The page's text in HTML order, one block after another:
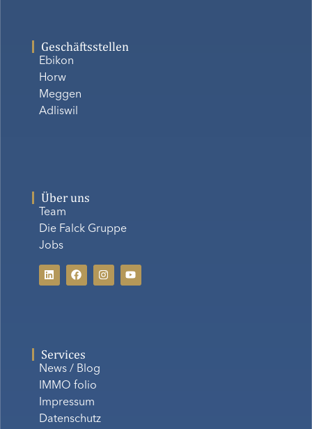
Geschäftsstellen
Ebikon
Horw
Meggen
Adliswil
Über uns
Team
Die Falck Gruppe
Jobs
Services
News / Blog
IMMO folio
Impressum
Datenschutz